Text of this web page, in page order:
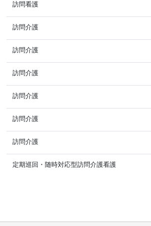
訪問看護
訪問介護
訪問介護
訪問介護
訪問介護
訪問介護
訪問介護
定期巡回・随時対応型訪問介護看護